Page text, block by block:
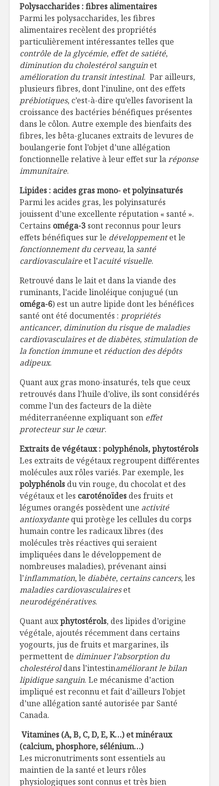
Polysaccharides : fibres alimentaires
Parmi les polysaccharides, les fibres
alimentaires recèlent des propriétés
particulièrement intéressantes telles que
contrôle de la glycémie, effet de satiété,
diminution du cholestérol sanguin et
amélioration du transit intestinal. Par ailleurs,
plusieurs fibres, dont l’inuline, ont des effets
prébiotiques, c’est-à-dire qu’elles favorisent la
croissance des bactéries bénéfiques présentes
dans le côlon. Autre exemple des bienfaits des
fibres, les bêta-glucanes extraits de levures de
boulangerie font l’objet d’une allégation
fonctionnelle relative à leur effet sur laréponse
immunitaire.
Lipides : acides gras mono- et polyinsaturés
Parmi les acides gras, les polyinsaturés
jouissent d’une excellente réputation « santé ».
Certains oméga-3 sont reconnus pour leurs
effets bénéfiques sur le développementet le
fonctionnement du cerveau, la santé
cardiovasculaireet l’acuité visuelle.
Retrouvé dans le lait et dans la viande des
ruminants, l’acide linoléique conjugué (un
oméga-6) est un autre lipide dont les bénéfices
santé ont été documentés : propriétés
anticancer, diminution du risque de maladies
cardiovasculaires et de diabètes, stimulation de
la fonction immuneetréduction des dépôts
adipeux.
Quant aux gras mono-insaturés, tels que ceux
retrouvés dans l’huile d’olive, ils sont considérés
comme l’un des facteurs de la diète
méditerranéenne expliquant son effet
protecteur sur le cœur.
Extraits de végétaux : polyphénols, phytostérols
Les extraits de végétaux regroupent différentes
molécules aux rôles variés. Par exemple, les
polyphénols du vin rouge, du chocolat et des
végétaux et les caroténoïdes des fruits et
légumes orangés possèdent une activité
antioxydantequi protège les cellules du corps
humain contre les radicaux libres (des
molécules très réactives qui seraient
impliquées dans le développement de
nombreuses maladies), prévenant ainsi
l’inflammation, le diabète, certains cancers, les
maladies cardiovasculaireset
neurodégénératives.
Quant auxphytostérols, des lipides d’origine
végétale, ajoutés récemment dans certains
yogourts, jus de fruits et margarines, ils
permettent de diminuer l’absorption du
cholestéroldans l’intestinaméliorant le bilan
lipidique sanguin. Le mécanisme d’action
impliqué est reconnu et fait d’ailleurs l’objet
d’une allégation santé autorisée par Santé
Canada.
Vitamines (A, B, C, D, E, K…) et minéraux
(calcium, phosphore, sélénium…)
Les micronutriments sont essentiels au
maintien de la santé et leurs rôles
physiologiques sont connus et très bien